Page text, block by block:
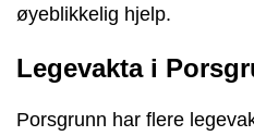
øyeblikkelig hjelp.
Legevakta i
Porsgrunn har flere